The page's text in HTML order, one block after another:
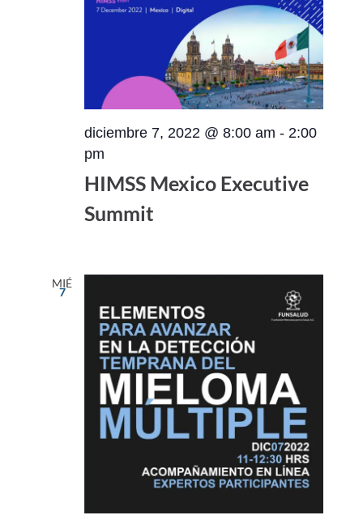
diciembre 7, 2022 @ 8:00 am - 2:00
pm
HIMSS Mexico Executive
Summit
MIÉ
7